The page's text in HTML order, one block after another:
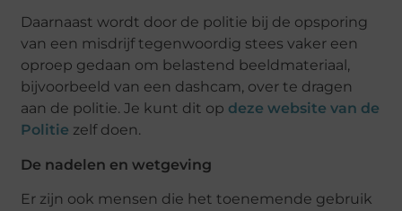
Daarnaast wordt door de politie bij de opsporing
van een misdrijf tegenwoordig stees vaker een
oproep gedaan om belastend beeldmateriaal,
bijvoorbeeld van een dashcam, over te dragen
aan de politie. Je kunt dit op deze website van de
Politie zelf doen.
De nadelen en wetgeving
Er zijn ook mensen die het toenemende gebruik